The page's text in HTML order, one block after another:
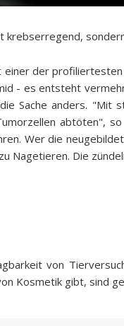
krebserregend,
der profiliertesten
- es entsteht
Sache anders.
abtöten",
Wer die
Nagetieren. Die
von
Kosmetik gibt, sind